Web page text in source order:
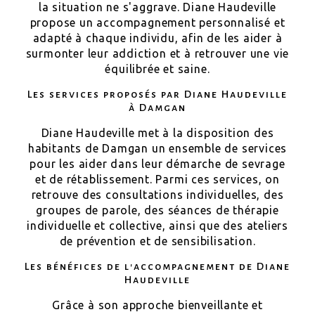
la situation ne s'aggrave. Diane Haudeville
propose un accompagnement personnalisé et
adapté à chaque individu, afin de les aider à
surmonter leur addiction et à retrouver une vie
équilibrée et saine.
Les services proposés par Diane Haudeville
à Damgan
Diane Haudeville met à la disposition des
habitants de Damgan un ensemble de services
pour les aider dans leur démarche de sevrage
et de rétablissement. Parmi ces services, on
retrouve des consultations individuelles, des
groupes de parole, des séances de thérapie
individuelle et collective, ainsi que des ateliers
de prévention et de sensibilisation.
Les bénéfices de l'accompagnement de Diane
Haudeville
Grâce à son approche bienveillante et